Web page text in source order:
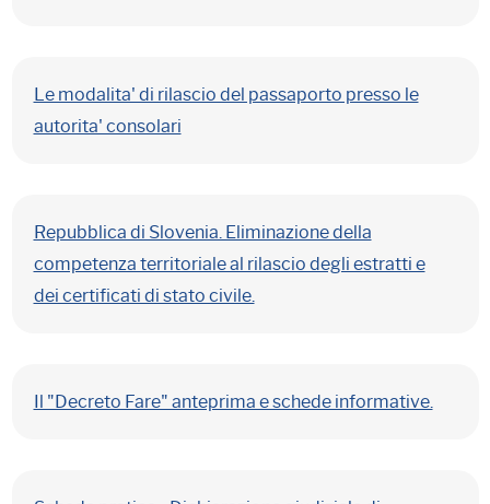
Le modalita' di rilascio del passaporto presso le
autorita' consolari
Repubblica di Slovenia. Eliminazione della
competenza territoriale al rilascio degli estratti e
dei certificati di stato civile.
Il "Decreto Fare" anteprima e schede informative.